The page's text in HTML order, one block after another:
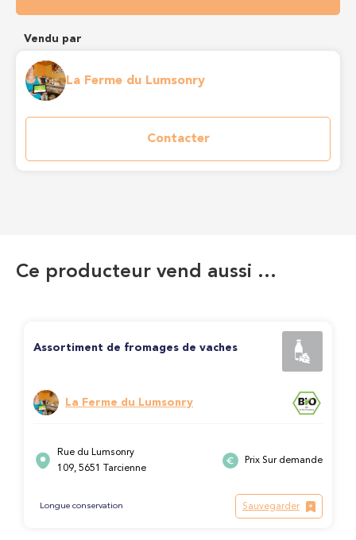
Vendu par
La Ferme du Lumsonry
Contacter
Ce producteur vend aussi …
Assortiment de fromages de vaches
La Ferme du Lumsonry
Rue du Lumsonry
109, 5651 Tarcienne
Prix Sur demande
Longue conservation Sauvegarder